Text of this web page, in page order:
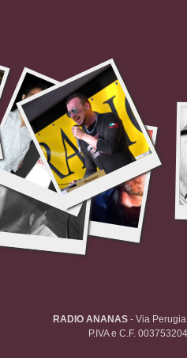
RADIO ANANAS - Via
P.IVA e C.F.